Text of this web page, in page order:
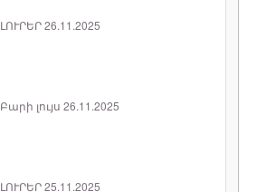
ԼՈՒՐԵՐ 26.11.2025
Բարի լույս 26.11.2025
ԼՈՒՐԵՐ 25.11.2025